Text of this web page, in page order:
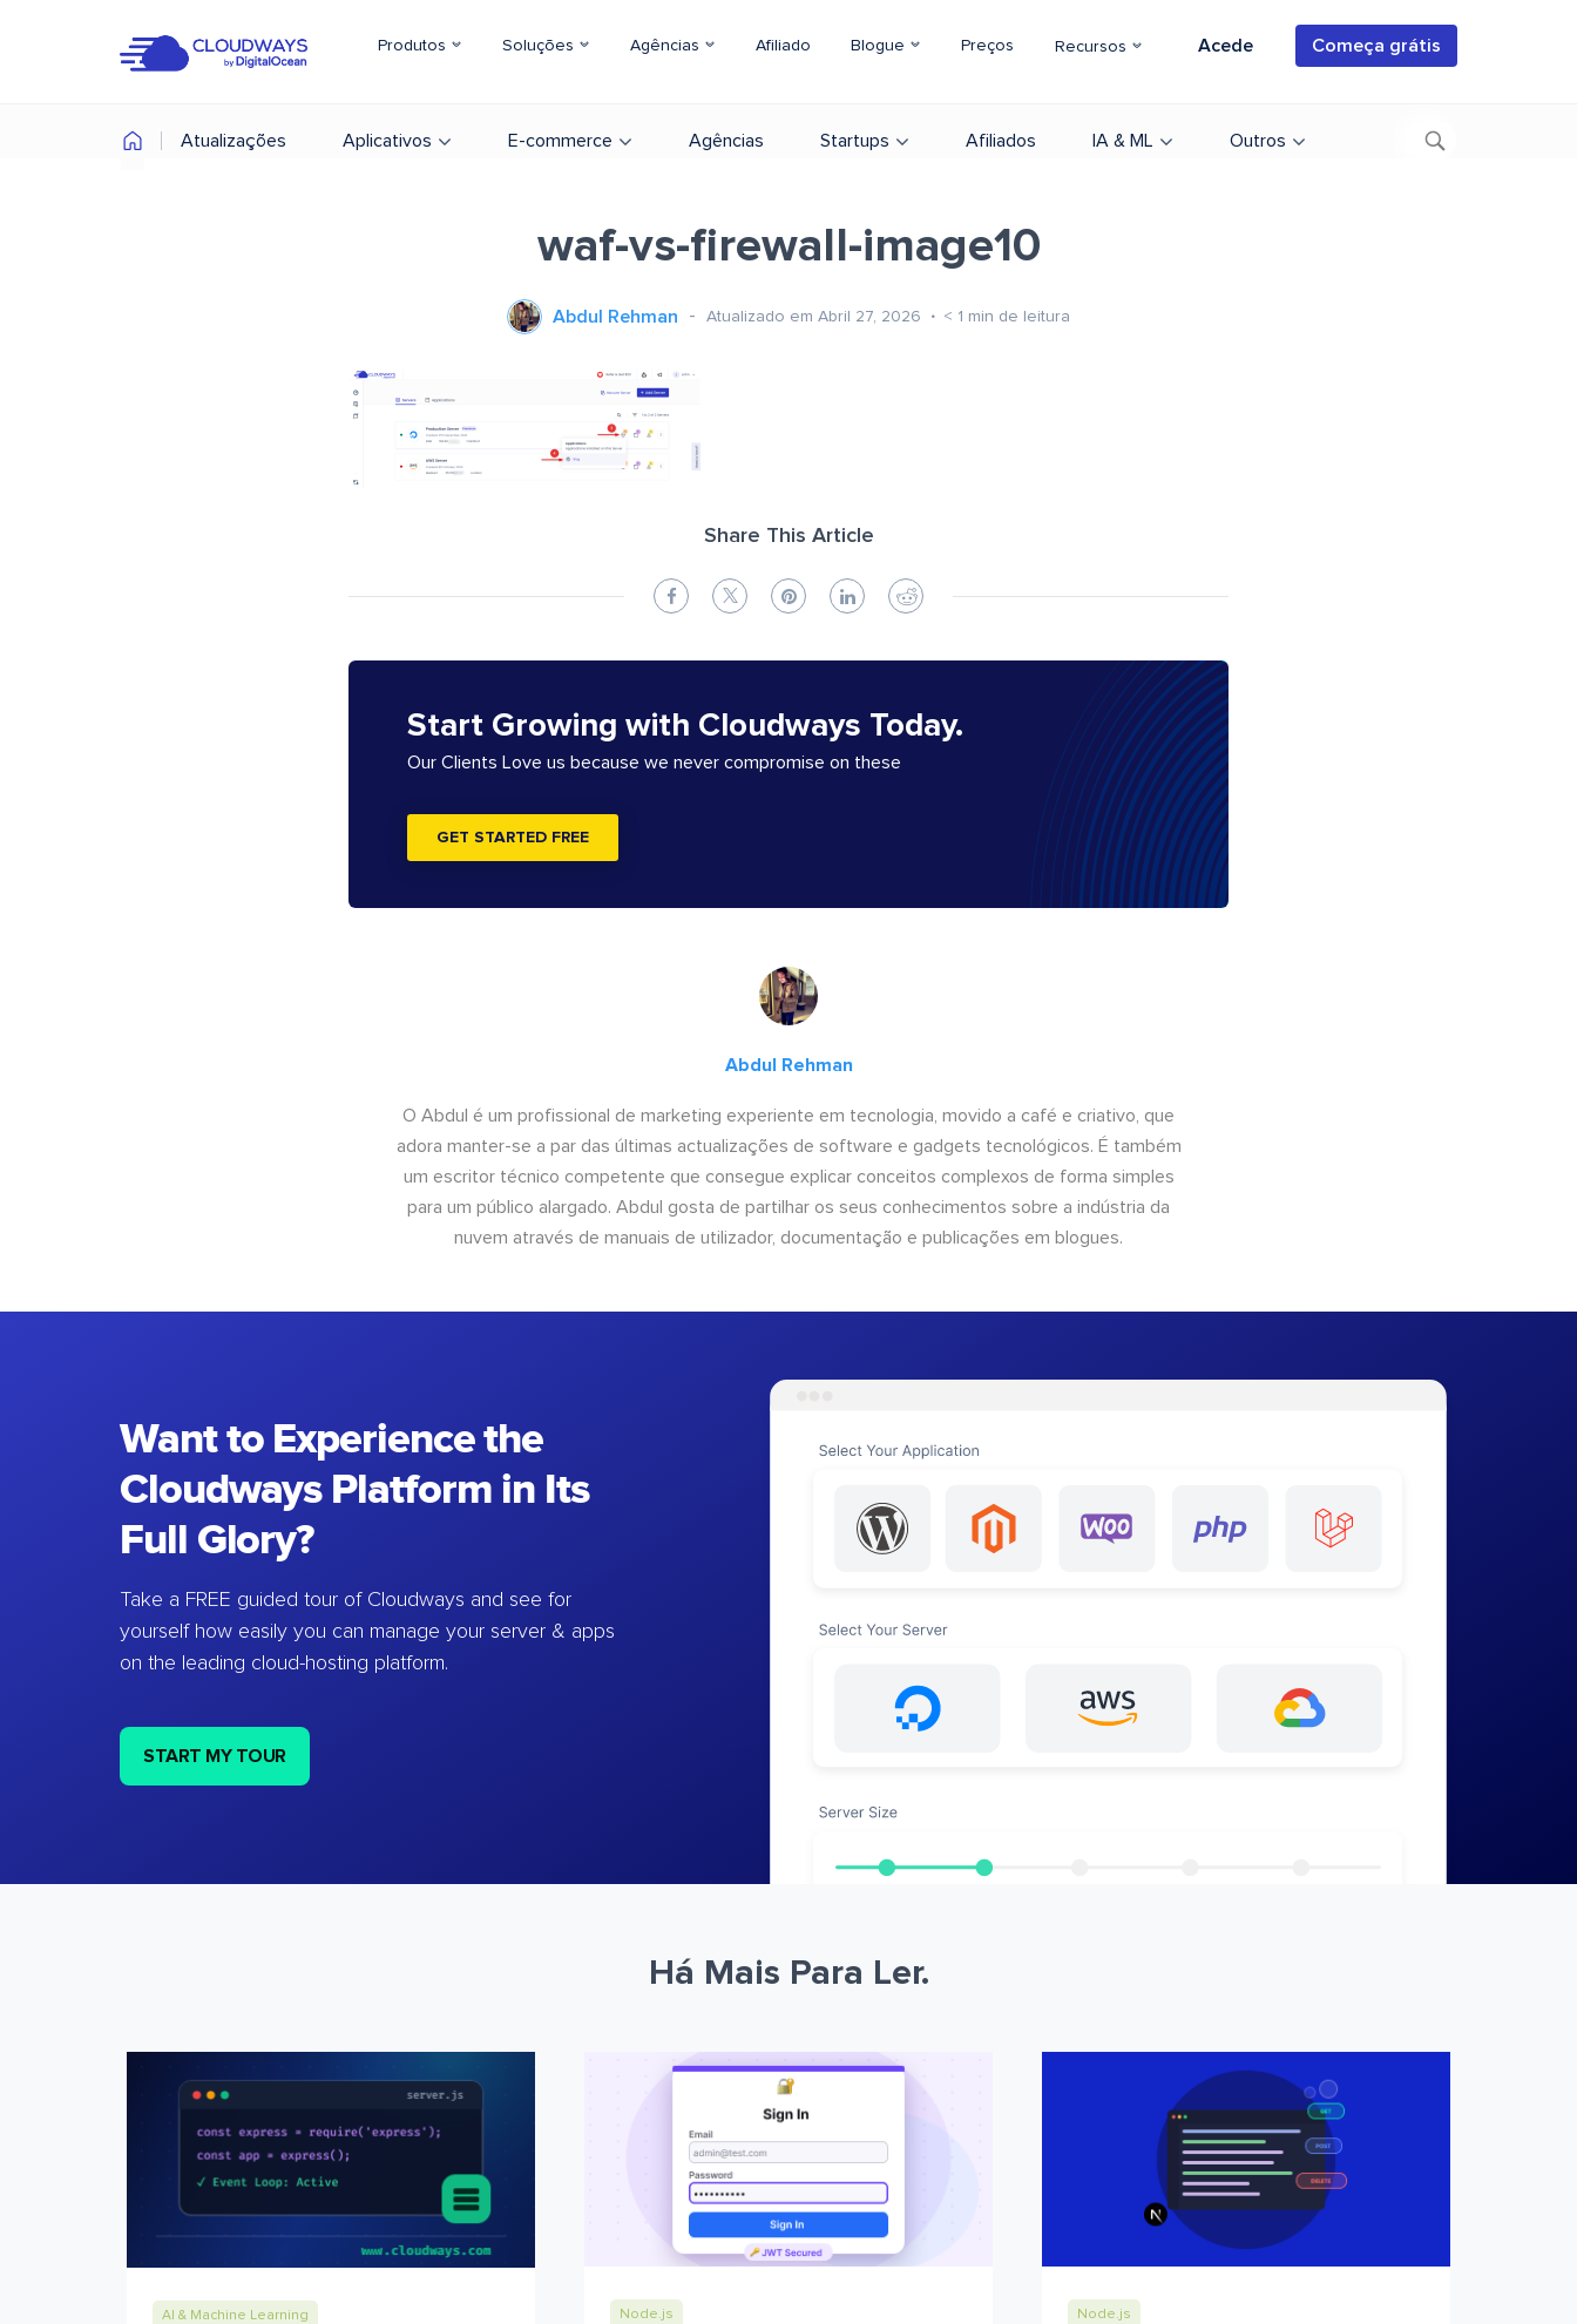
Produtos Soluções Agências Afiliado Blogue Preços Recursos Acede Começa grátis
Atualizações Aplicativos E-commerce Agências Startups Afiliados IA & ML Outros
waf-vs-firewall-image10
Abdul Rehman Atualizado em Abril 27, 2026 < 1 min de leitura
Share This Article
Start Growing with Cloudways Today.
Our Clients Love us because we never compromise on these
GET STARTED FREE
Abdul Rehman
O Abdul é um profissional de marketing experiente em tecnologia, movido a café e criativo, que
adora manter-se a par das últimas actualizações de software e gadgets tecnológicos. É também
um escritor técnico competente que consegue explicar conceitos complexos de forma simples
para um público alargado. Abdul gosta de partilhar os seus conhecimentos sobre a indústria da
nuvem através de manuais de utilizador, documentação e publicações em blogues.
Want to Experience the
Cloudways Platform in Its
Full Glory?
Take a FREE guided tour of Cloudways and see for
yourself how easily you can manage your server & apps
on the leading cloud-hosting platform.
START MY TOUR
Há Mais Para Ler.
AI & Machine Learning Node.js Node.js